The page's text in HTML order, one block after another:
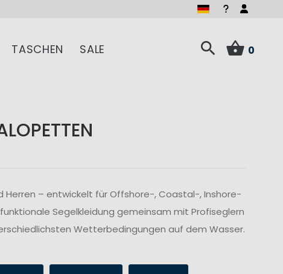
TASCHEN SALE 0
Herren – entwickelt für Offshore-, Coastal-, Inshore-
Segelkleidung gemeinsam mit Profiseglern
Wetterbedingungen auf dem Wasser.